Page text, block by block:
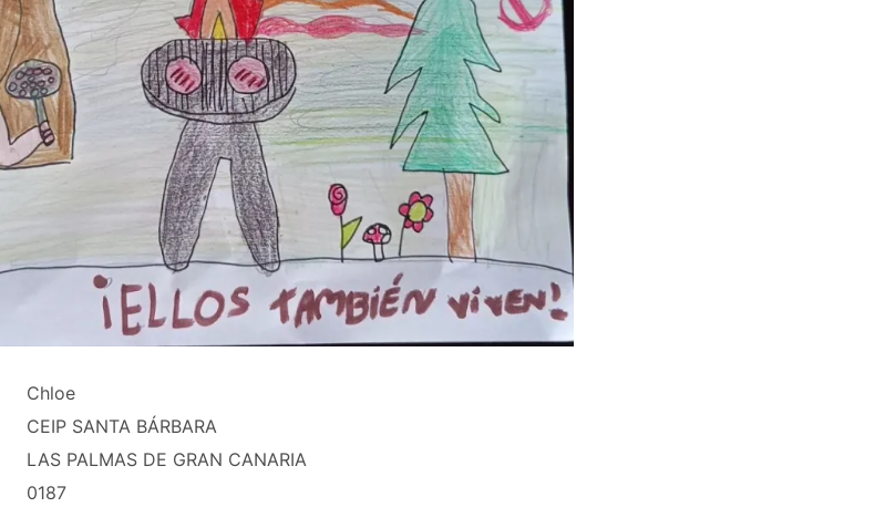
Chloe
CEIP SANTA BÁRBARA
LAS PALMAS DE GRAN CANARIA
0187